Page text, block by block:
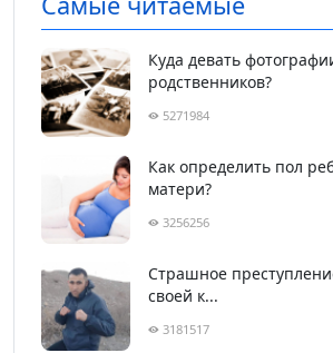
Куда девать
родственников?
5271984
Как определить пол
матери?
3256256
Страшное
своей к...
3181517